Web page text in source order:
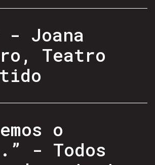
- Joana
Teatro
o
- Todos